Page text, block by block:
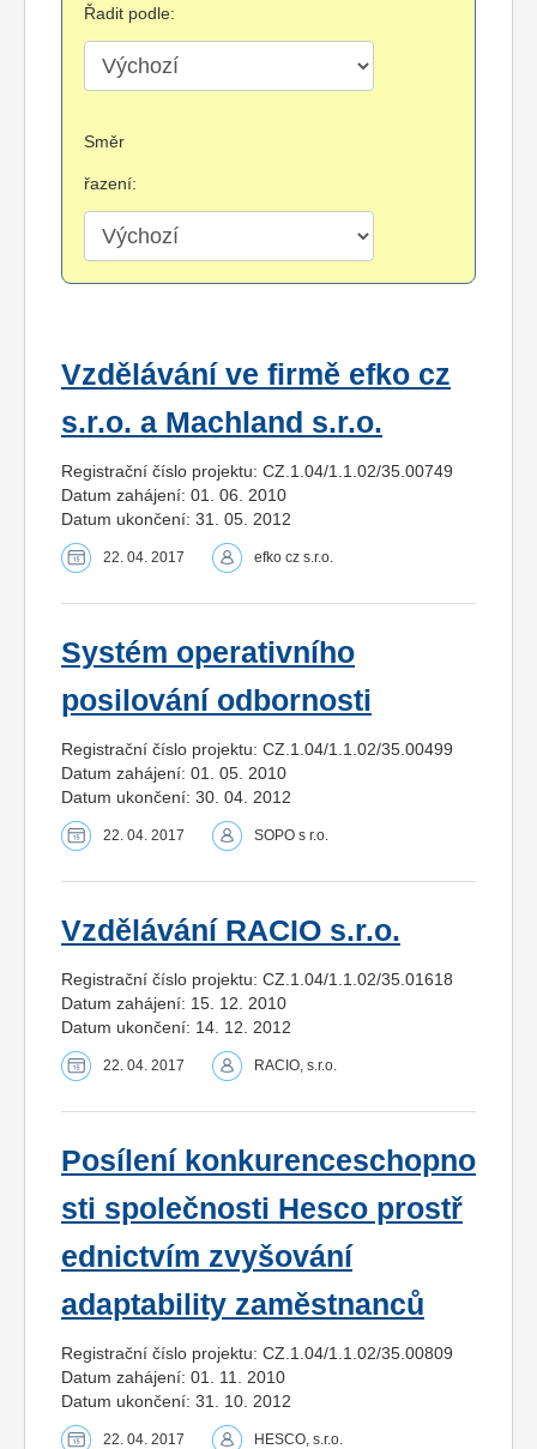
Řadit podle:
Směr
řazení:
Vzdělávání ve firmě efko cz
s.r.o. a Machland s.r.o.
Registrační číslo projektu: CZ.1.04/1.1.02/35.00749
Datum zahájení: 01. 06. 2010
Datum ukončení: 31. 05. 2012
22. 04. 2017 efko cz s.r.o.
Systém operativního
posilování odbornosti
Registrační číslo projektu: CZ.1.04/1.1.02/35.00499
Datum zahájení: 01. 05. 2010
Datum ukončení: 30. 04. 2012
22. 04. 2017 SOPO s r.o.
Vzdělávání RACIO s.r.o.
Registrační číslo projektu: CZ.1.04/1.1.02/35.01618
Datum zahájení: 15. 12. 2010
Datum ukončení: 14. 12. 2012
22. 04. 2017 RACIO, s.r.o.
Posílení konkurenceschopno
sti společnosti Hesco prostř
ednictvím zvyšování
adaptability zaměstnanců
Registrační číslo projektu: CZ.1.04/1.1.02/35.00809
Datum zahájení: 01. 11. 2010
Datum ukončení: 31. 10. 2012
22. 04. 2017 HESCO, s.r.o.